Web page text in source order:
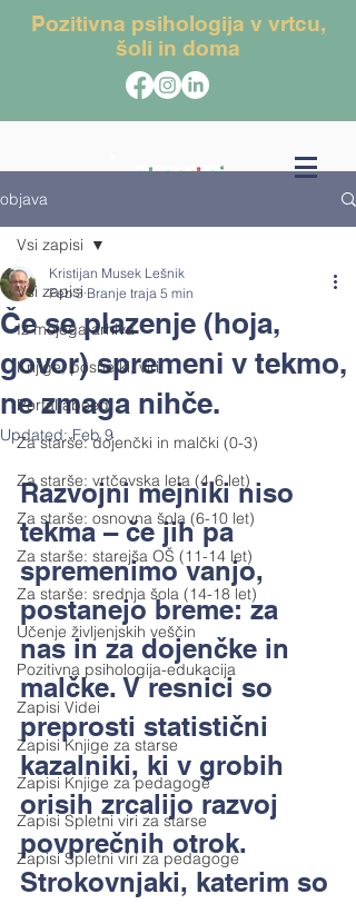
Pozitivna psihologija v vrtcu,
šoli in doma
objava
Vsi zapisi
Iz mojega arhiva
Knjige, posnetki, viri
Portal abced
Za starše: dojenčki in malčki (0-3)
Za starše: vrtčevska leta (4-6 let)
Za starše: osnovna šola (6-10 let)
Za starše: starejša OŠ (11-14 let)
Za starše: srednja šola (14-18 let)
Učenje življenjskih veščin
Pozitivna psihologija-edukacija
Zapisi Videi
Zapisi Knjige za starse
Zapisi Knjige za pedagoge
Zapisi Spletni viri za starse
Zapisi Spletni viri za pedagoge
Vsi zapisi
Če se plazenje (hoja,
govor) spremeni v tekmo,
ne zmaga nihče.
Kristijan Musek Lešnik
Feb 3 Branje traja 5 min
Updated:Feb 9
Razvojni mejniki niso
tekma – če jih pa
spremenimo vanjo,
postanejo breme: za
nas in za dojenčke in
malčke. V resnici so
preprosti statistični
kazalniki, ki v grobih
orisih zrcalijo razvoj
povprečnih otrok.
Strokovnjaki, katerim so